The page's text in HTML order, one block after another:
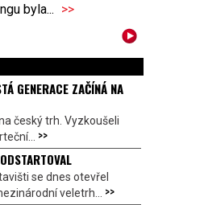
byla... >>
GENERACE ZAČÍNÁ NA
český trh. Vyzkoušeli
>>
se dnes otevřel
veletrh... >>